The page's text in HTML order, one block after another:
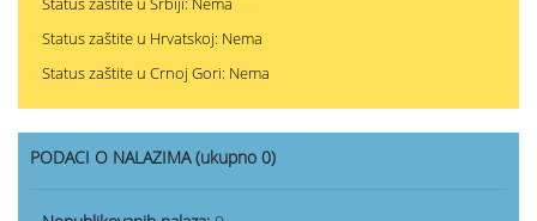
Status zaštite u Hrvatskoj: Nema
Status zaštite u Crnoj Gori: Nema
PODACI O NALAZIMA (ukupno 0)